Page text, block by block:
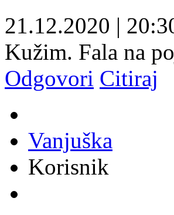
21.12.2020 |
Kužim. Fala na
Odgovori Citiraj
Vanjuška
Korisnik